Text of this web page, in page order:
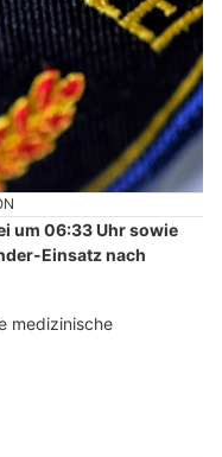
um 06:33 Uhr sowie
Einsatz nach
medizinische